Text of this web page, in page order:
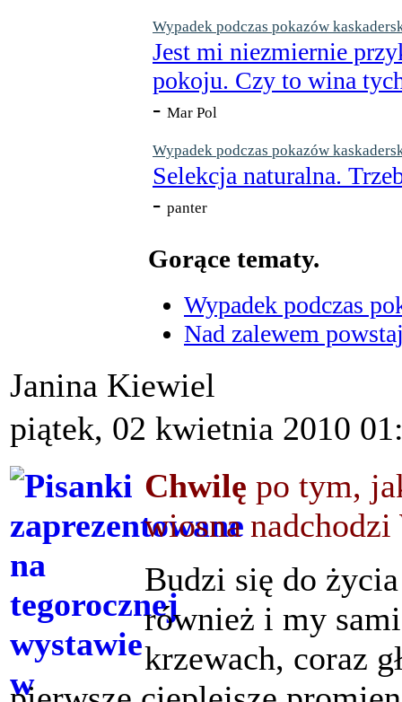
Wypadek podczas pokazów
Jest mi niezmiernie
pokoju. Czy to wina
- Mar Pol
Wypadek podczas pokazów
Selekcja naturalna.
- panter
Gorące tematy.
Wypadek podczas
Nad zalewem
Janina Kiewiel
piątek, 02 kwietnia 2010
Chwilę po tym,
wiosna
Budzi się do
również i my
krzewach, coraz